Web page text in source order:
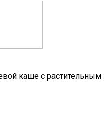
каше с растительным